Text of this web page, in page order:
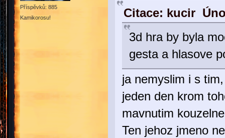
Příspěvků: 885
Kamikorosu!
Citace: kucir
3d hra by byla
gesta a hlasove
ja nemyslim i s
jeden den krom
mavnutim
Ten jehoz jmeno